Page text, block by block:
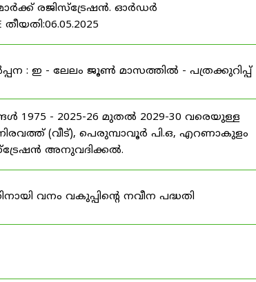
മാർക്ക് രജിസ്ട്രേഷൻ. ഓർഡർ
തീയതി:06.05.2025
: ഇ - ലേലം ജൂൺ മാസത്തിൽ - പത്രക്കുറിപ്പ്
1975 - 2025-26 മുതൽ 2029-30 വരെയുള്ള
(വീട്), പെരുമ്പാവൂർ പി.ഒ, എറണാകുളം
അനുവദിക്കൽ.
വനം വകുപ്പിന്റെ നവീന പദ്ധതി